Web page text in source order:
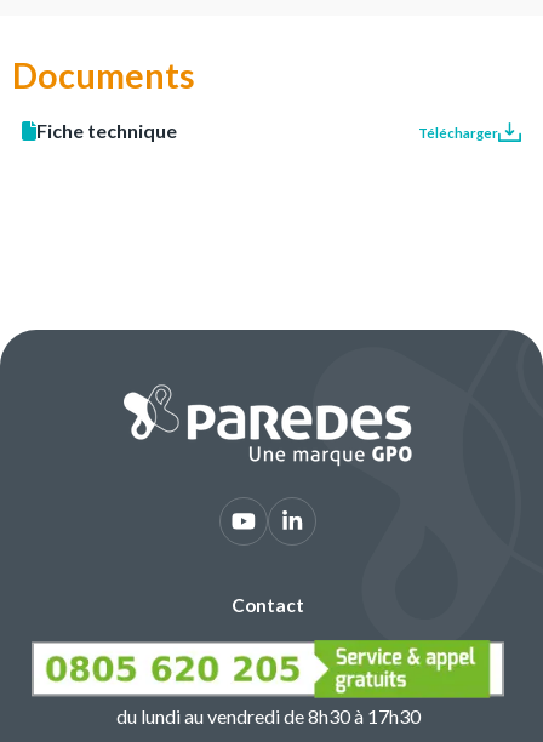
Documents
Fiche technique Télécharger
Contact
du lundi au vendredi de 8h30 à 17h30